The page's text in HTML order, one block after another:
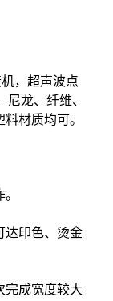
，超声波点
龙、纤维、
材质均可。
达印色、烫金
完成宽度较大